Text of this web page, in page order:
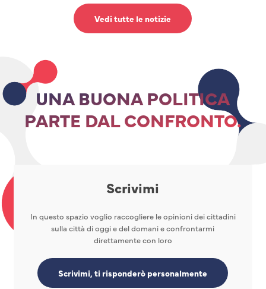
Vedi tutte le notizie
UNA BUONA POLITICA
PARTE DAL CONFRONTO.
Scrivimi
In questo spazio voglio raccogliere le opinioni dei cittadini
sulla città di oggi e del domani e confrontarmi
direttamente con loro
Scrivimi, ti risponderò personalmente